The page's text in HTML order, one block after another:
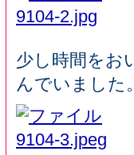
少し時間をお
んでいました。